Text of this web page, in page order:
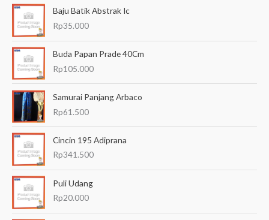
a
u
n
t
u
Baju Batik Abstrak Ic
Rp35.000
Buda Papan Prade 40Cm
Rp105.000
Samurai Panjang Arbaco
Rp61.500
Cincin 195 Adiprana
Rp341.500
Puli Udang
Rp20.000